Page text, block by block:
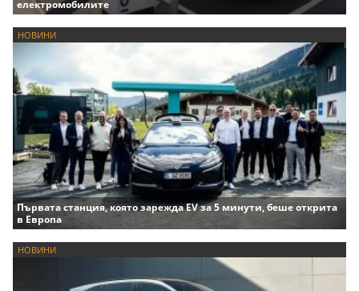
електромобилите
НОВИНИ
Първата станция, която зарежда EV за 5 минути, беше открита
в Европа
НОВИНИ